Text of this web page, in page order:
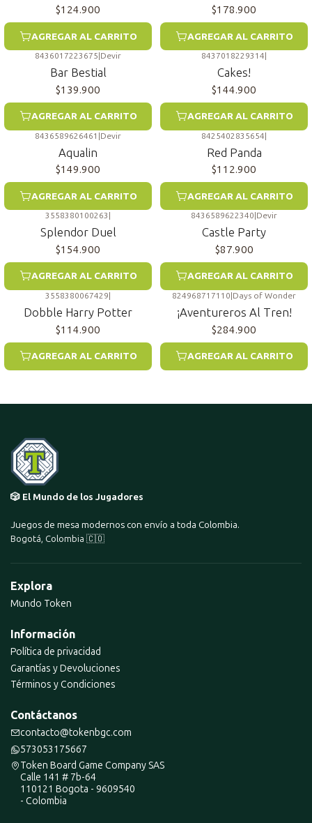
$124.900
AGREGAR AL CARRITO
$178.900
AGREGAR AL CARRITO
8436017223675 Devir
Bar Bestial
$139.900
AGREGAR AL CARRITO
8437018229314
Cakes!
$144.900
AGREGAR AL CARRITO
8436589626461 |Devir
Aqualin
$149.900
AGREGAR AL CARRITO
8425402835654|
Red Panda
$112.900
AGREGAR AL CARRITO
3558380100263
Splendor Duel
$154.900
AGREGAR AL CARRITO
8436589622340 Devir
Castle Party
$87.900
AGREGAR AL CARRITO
3558380067429
Dobble Harry Potter
$114.900
AGREGAR AL CARRITO
824968717110 Days of Wonder
¡Aventureros Al Tren!
$284.900
AGREGAR AL CARRITO
🎲 El Mundo de los Jugadores
Juegos de mesa modernos con envío a toda Colombia.
Bogotá, Colombia 🇨🇴
Explora
Mundo Token
Información
Política de privacidad
Garantías y Devoluciones
Términos y Condiciones
Contáctanos
contacto@tokenbgc.com
573053175667
Token Board Game Company SAS
Calle 141 # 7b-64
110121 Bogota - 9609540
- Colombia